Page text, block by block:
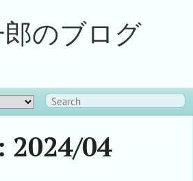
のブログ
2024/04